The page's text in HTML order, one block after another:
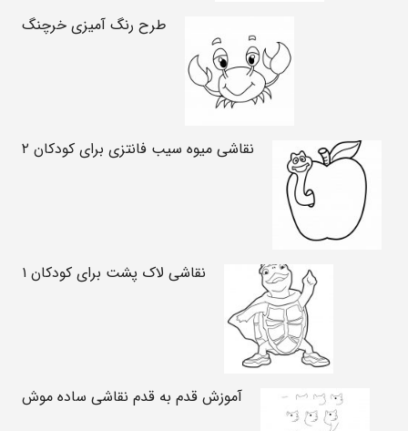
طرح رنگ آمیزی خرچنگ
نقاشی میوه سیب فانتزی برای کودکان ۲
نقاشی لاک پشت برای کودکان ۱
آموزش قدم به قدم نقاشی ساده موش